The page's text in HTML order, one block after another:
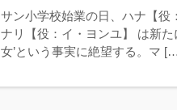
サン小学校始業の日、ハナ【役
ナリ【役：イ・ヨンユ】 は新
女’という事実に絶望する。マ